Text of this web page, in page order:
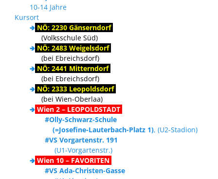
10-14 Jahre
Kursort
🢂 NÖ: 2230 Gänserndorf
(Volksschule Süd)
🢂 NÖ: 2483 Weigelsdorf
(bei Ebreichsdorf)
🢂 NÖ: 2441 Mitterndorf
(bei Ebreichsdorf)
🢂 NÖ: 2333 Leopoldsdorf
(bei Wien-Oberlaa)
🢂 Wien 2 – LEOPOLDSTADT
#Olly-Schwarz-Schule
(=Josefine-Lauterbach-Platz 1), (U2-Stadion)
#VS Vorgartenstr. 191
(U1-Vorgartenstr.)
🢂 Wien 10 – FAVORITEN
#VS Ada-Christen-Gasse